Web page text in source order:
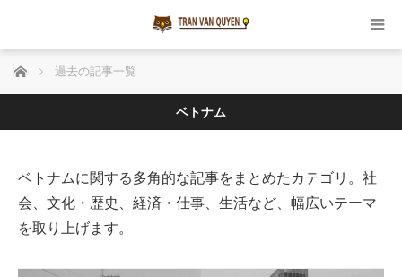
ホーム 過去の記事一覧
ベトナム
ベトナムに関する多角的な記事をまとめたカテゴリ。社
会、文化・歴史、経済・仕事、生活など、幅広いテーマ
を取り上げます。